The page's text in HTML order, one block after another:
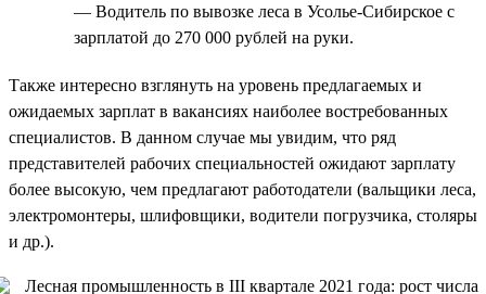
— Водитель по вывозке леса в Усолье-Сибирское с
зарплатой до 270 000 рублей на руки.
Также интересно взглянуть на уровень предлагаемых и
ожидаемых зарплат в вакансиях наиболее востребованных
специалистов. В данном случае мы увидим, что ряд
представителей рабочих специальностей ожидают зарплату
более высокую, чем предлагают работодатели (вальщики леса,
электромонтеры, шлифовщики, водители погрузчика, столяры
и др.).